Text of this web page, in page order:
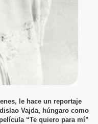
le hace un reportaje
Vajda, húngaro como
“Te quiero para mí”